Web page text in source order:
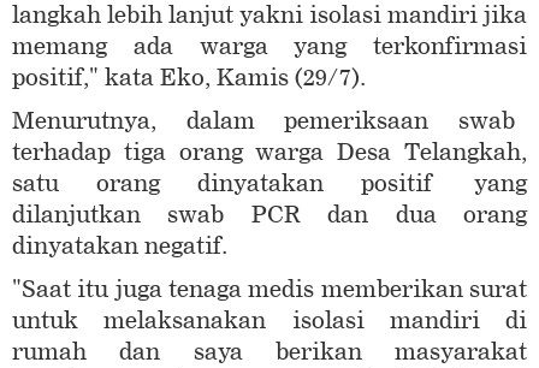
langkah lebih lanjut yakni isolasi mandiri jika
memang ada warga yang terkonfirmasi
positif," kata Eko, Kamis (29/7).
Menurutnya, dalam pemeriksaan swab
terhadap tiga orang warga Desa Telangkah,
satu orang dinyatakan positif yang
dilanjutkan swab PCR dan dua orang
dinyatakan negatif.
"Saat itu juga tenaga medis memberikan surat
untuk melaksanakan isolasi mandiri di
rumah dan saya berikan masyarakat